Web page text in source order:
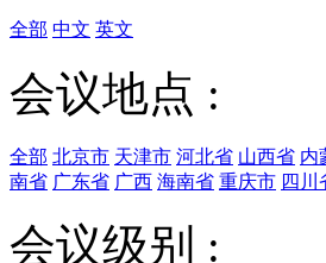
全部 中文 英文
会议地点 :
全部 北京市 天津市 河北省 山西省 内
南省 广东省 广西 海南省 重庆市 四川
会议级别 :